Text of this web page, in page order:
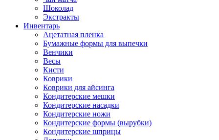
Шоколад
Экстракты
Инвентарь
Ацетатная пленка
Бумажные формы для выпечки
Венчики
Весы
Кисти
Коврики
Коврики для айсинга
Кондитерские мешки
Кондитерские насадки
Кондитерские ножи
Кондитерские формы (вырубки)
Кондитерские шприцы